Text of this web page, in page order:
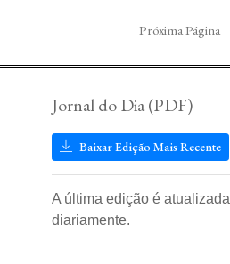
Próxima Página
Jornal do Dia (PDF)
Baixar Edição Mais Recente
A última edição é atualizada
diariamente.